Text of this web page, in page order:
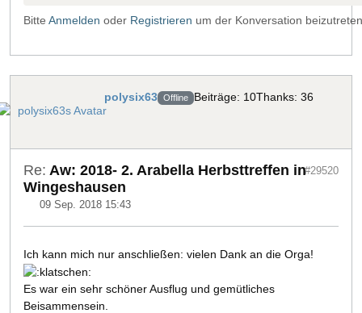
Bitte Anmelden oder Registrieren um der Konversation
polysix63 Offline Beiträge: 10Thanks: 36
Re: Aw: 2018- 2. Arabella Herbsttreffen in
Wingeshausen
09 Sep. 2018 15:43
#29520
Ich kann mich nur anschließen: vielen Dank an die Orga!
Es war ein sehr schöner Ausflug und gemütliches
Beisammensein.